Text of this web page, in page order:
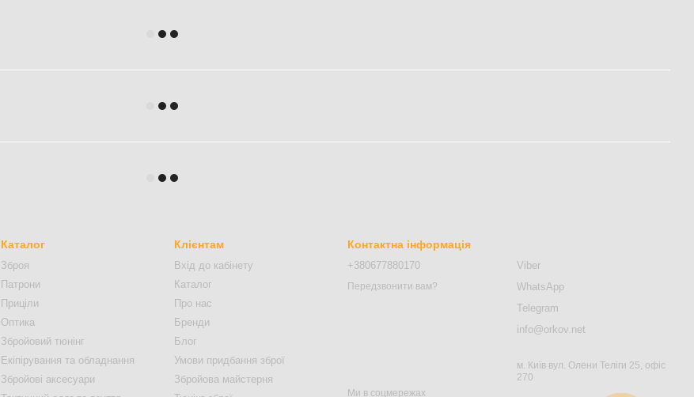
Каталог
Зброя
Патрони
Приціли
Оптика
Збройовий тюнінг
Екіпірування та обладнання
Збройові аксесуари
Клієнтам
Вхід до кабінету
Каталог
Про нас
Бренди
Блог
Умови придбання зброї
Збройова майстерня
Контактна інформація
+380677880170
Передзвонити вам?
Viber
WhatsApp
Telegram
info@orkov.net
м. Київ вул. Олени Теліги 25, офіс
270
Ми в соцмережах